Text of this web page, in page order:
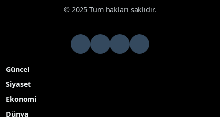
Ekonomi Başkan Seçer: "Üretemeyen toplum
bağımsızlığını yitirir"
Türkiye Belediyeler Birliği (TBB) ve Mersin Büyükşehir Belediye
Silifke’de düzenlenen ‘Silifke Yeşilovacık İçme Suyu 1
Yayınlanma Tarihi: 15.05.2026 11:32